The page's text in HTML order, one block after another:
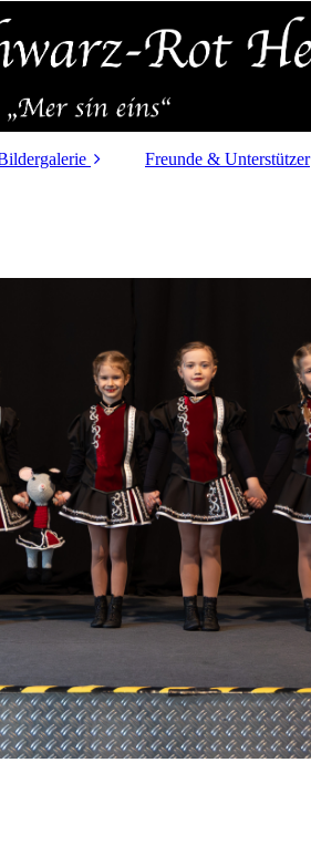
Session 2021/22
Freunde & Unterstützer